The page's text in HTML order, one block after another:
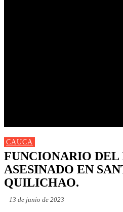
CAUCA
FUNCIONARIO DEL
ASESINADO EN
QUILICHAO.
13 de junio de 2023